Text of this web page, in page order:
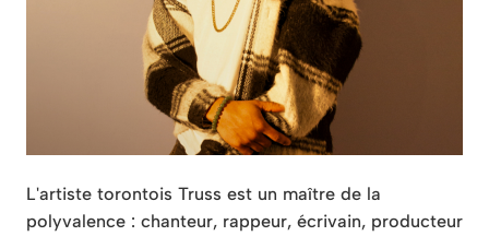
L'artiste torontois Truss est un maître de la
polyvalence : chanteur, rappeur, écrivain, producteur